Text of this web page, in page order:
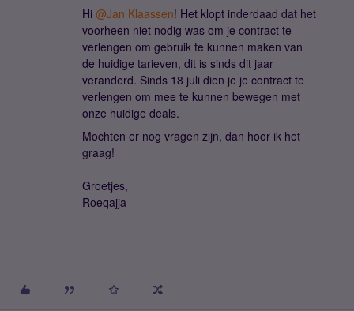
Hi @Jan Klaassen! Het klopt inderdaad dat het
voorheen niet nodig was om je contract te
verlengen om gebruik te kunnen maken van
de huidige tarieven, dit is sinds dit jaar
veranderd. Sinds 18 juli dien je je contract te
verlengen om mee te kunnen bewegen met
onze huidige deals.
Mochten er nog vragen zijn, dan hoor ik het
graag!
Groetjes,
Roeqajja